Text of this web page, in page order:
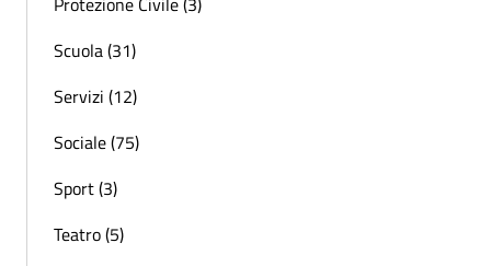
Scuola (31)
Servizi (12)
Sociale (75)
Sport (3)
Teatro (5)